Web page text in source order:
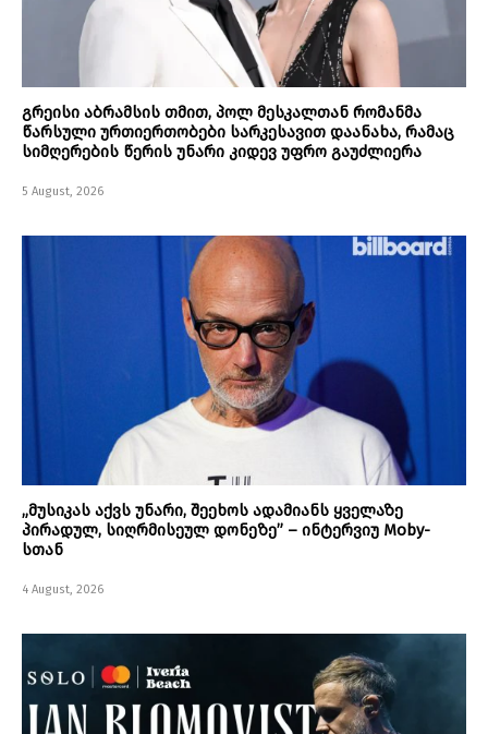
გრეისი აბრამსის თმით, პოლ მესკალთან რომანმა
წარსული ურთიერთობები სარკესავით დაანახა, რამაც
სიმღერების წერის უნარი კიდევ უფრო გაუძლიერა
5 August, 2026
„მუსიკას აქვს უნარი, შეეხოს ადამიანს ყველაზე
პირადულ, სიღრმისეულ დონეზე” – ინტერვიუ Moby-
სთან
4 August, 2026